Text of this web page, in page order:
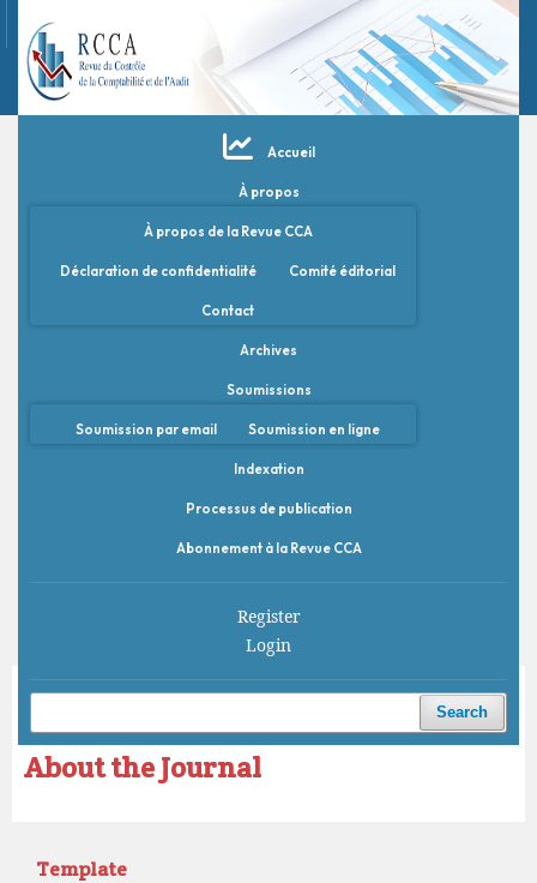
Accueil
À propos
À propos de la Revue CCA
Déclaration de confidentialité Comité éditorial
Contact
Archives
Soumissions
Soumission par email Soumission en ligne
Indexation
Processus de publication
Abonnement à la Revue CCA
Register
Login
Search
Home / About the Journal
About the Journal
Template